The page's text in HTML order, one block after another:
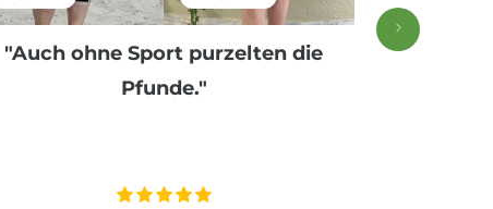
"Auch ohne Sport purzelten die
Pfunde."
"Alle